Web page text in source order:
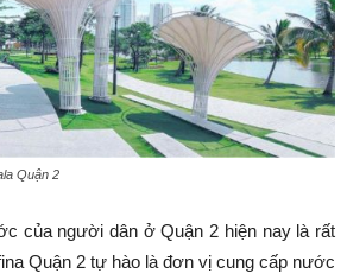
Quận 2
của người dân ở Quận 2 hiện nay là rất
Quận 2 tự hào là đơn vị cung cấp nước